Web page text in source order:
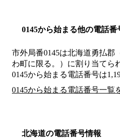
0145から始まる他の電話番
市外局番0145は北海道勇払郡
わ町に限る。） に割り当てら
0145から始まる電話番号は
0145から始まる電話番号一覧
北海道の電話番号情報